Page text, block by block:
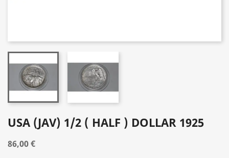
USA (JAV) 1/2 ( HALF ) DOLLAR 1925
86,00 €